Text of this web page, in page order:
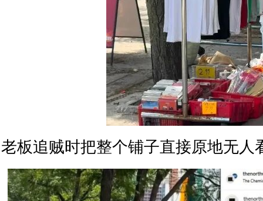
老板追贼时把整个铺子直接原地无人